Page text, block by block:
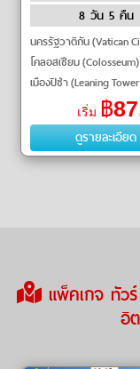
8 วัน 5 คืน
นครรัฐวาติกัน (Vatican
โคลอสเซียม
เมืองปิซ่า (Leaning
ㆍมหาวิหารดูโอ
โม่ (Duomo di Milano)
ชวังแวร์�
เริ่ม ฿
ดูรายละเอียด
แพ็คเกจ ทัวร์
อิ